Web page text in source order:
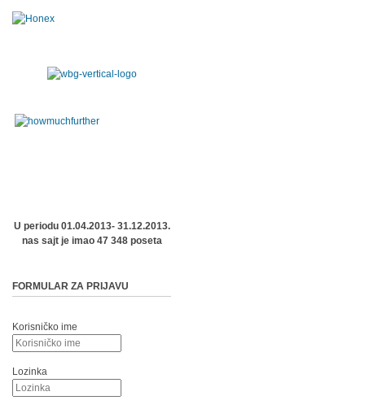
U periodu 01.04.2013- 31.12.2013.
nas sajt je imao 47 348 poseta
FORMULAR ZA PRIJAVU
Korisničko ime
Lozinka